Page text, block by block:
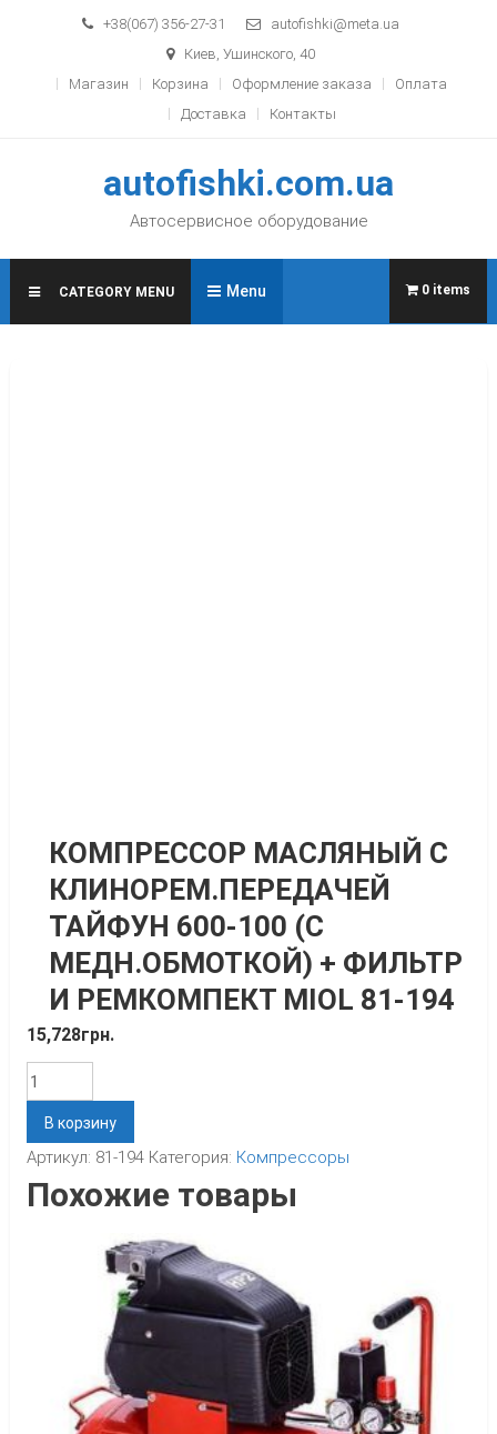
Skip to content+38(067) 356-27-31
autofishki@meta.ua
Киев, Ушинского, 40
Магазин
Корзина Оформление заказа
Оплата
Доставка
Контакты
autofishki.com.ua
Автосервисное оборудование
CATEGORY MENU Menu 0 items
КОМПРЕССОР МАСЛЯНЫЙ С
КЛИНОРЕМ.ПЕРЕДАЧЕЙ
ТАЙФУН 600-100 (С
МЕДН.ОБМОТКОЙ) + ФИЛЬТР
И РЕМКОМПЕКТ MIOL 81-194
15,728грн.
Количество
В корзину
Артикул: 81-194 Категория: Компрессоры
Похожие товары